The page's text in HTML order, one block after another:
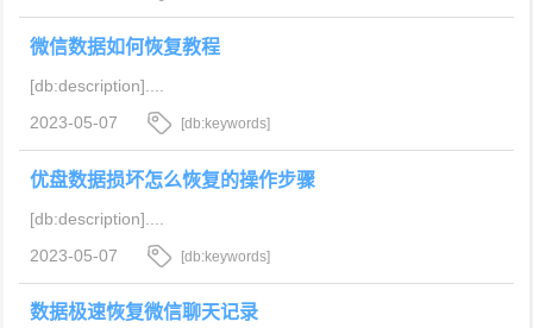
微信数据如何恢复教程
[db:description]....
2023-05-07
[db:keywords]
优盘数据损坏怎么恢复的操作步骤
[db:description]....
2023-05-07
[db:keywords]
数据极速恢复微信聊天记录